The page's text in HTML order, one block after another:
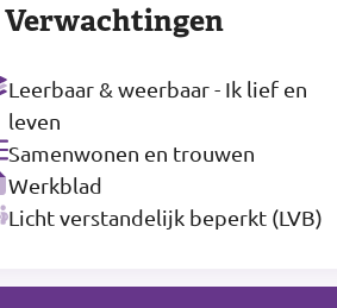
Verwachtingen
Leerbaar & weerbaar - Ik lief en
leven
Samenwonen en trouwen
Werkblad
Licht verstandelijk beperkt (LVB)